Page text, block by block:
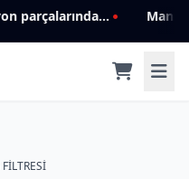
Mannlich: Filtre ve ön süspansiyon parçalarında genişleyen ürün yelpazesiyle kalite ve güven.